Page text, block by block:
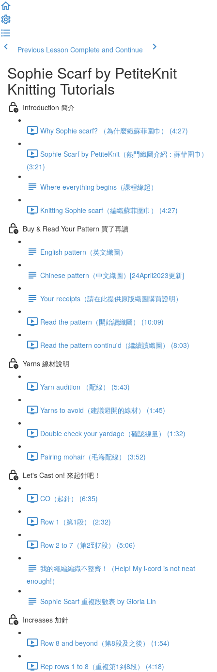
Previous Lesson Complete and Continue
Sophie Scarf by PetiteKnit
Knitting Tutorials
Introduction 簡介
Why Sophie scarf? （為什麼織蘇菲圍巾） (4:27)
Sophie Scarf by PetiteKnit（熱門織圖介紹：蘇菲圍巾）
(3:21)
Where everything begins（課程緣起）
Knitting Sophie scarf（編織蘇菲圍巾） (4:27)
Buy & Read Your Pattern 買了再讀
English pattern（英文織圖）
Chinese pattern（中文織圖）[24April2023更新]
Your receipts（請在此提供原版織圖購買證明）
Read the pattern（開始讀織圖） (10:09)
Read the pattern continu'd（繼續讀織圖） (8:03)
Yarns 線材說明
Yarn audition （配線） (5:43)
Yarns to avoid（建議避開的線材） (1:45)
Double check your yardage（確認線量） (1:32)
Pairing mohair（毛海配線） (3:52)
Let's Cast on! 來起針吧！
CO（起針） (6:35)
Row 1（第1段） (2:32)
Row 2 to 7（第2到7段） (5:06)
我的繩編編織不整齊！（Help! My i-cord is not neat
enough!）
Sophie Scarf 重複段數表 by Gloria Lin
Increases 加針
Row 8 and beyond（第8段及之後） (1:54)
Rep rows 1 to 8（重複第1到8段） (4:18)